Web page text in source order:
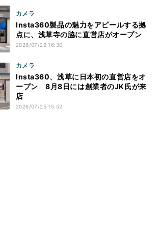
カメラ
Insta360製品の魅力をアピールする拠
点に、浅草寺の脇に直営店がオープン
2026/07/29 16:30
カメラ
Insta360、浅草に日本初の直営店をオ
ープン 8月8日には創業者のJK氏が来
店
2026/07/25 15:52